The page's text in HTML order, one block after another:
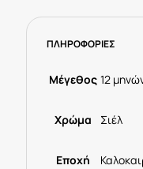
ποσότητα
ΠΛΗΡΟΦΟΡΙΕΣ
Μέγεθος 12
Χρώμα Σιέλ
Εποχή